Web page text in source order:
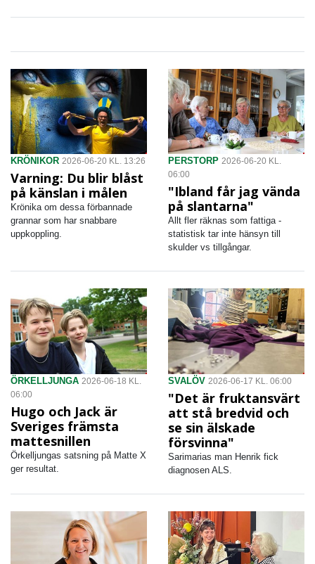
KRÖNIKOR 2026-06-20 KL. 13:26
Varning: Du blir blåst
på känslan i målen
Krönika om dessa förbannade
grannar som har snabbare
uppkoppling.
PERSTORP 2026-06-20 KL.
06:00
"Ibland får jag vända
på slantarna"
Allt fler räknas som fattiga -
statistisk tar inte hänsyn till
skulder vs tillgångar.
ÖRKELLJUNGA 2026-06-18 KL.
06:00
Hugo och Jack är
Sveriges främsta
mattesnillen
Örkelljungas satsning på Matte X
ger resultat.
SVALÖV 2026-06-17 KL. 06:00
"Det är fruktansvärt
att stå bredvid och
se sin älskade
försvinna"
Sarimarias man Henrik fick
diagnosen ALS.